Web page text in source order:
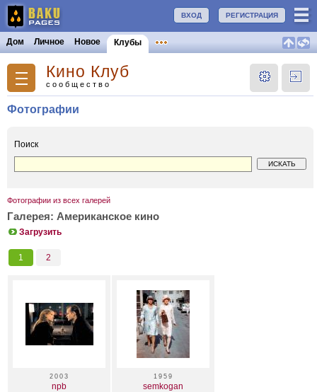
РЕГИСТРАЦИЯ
ВХОД
Дом Личное Новое Клубы
Кино Клуб
сообщество
Фотографии
Поиск
Фотографии из всех галерей
Галерея: Американское кино
Загрузить
1 2
2003
npb
1959
semkogan